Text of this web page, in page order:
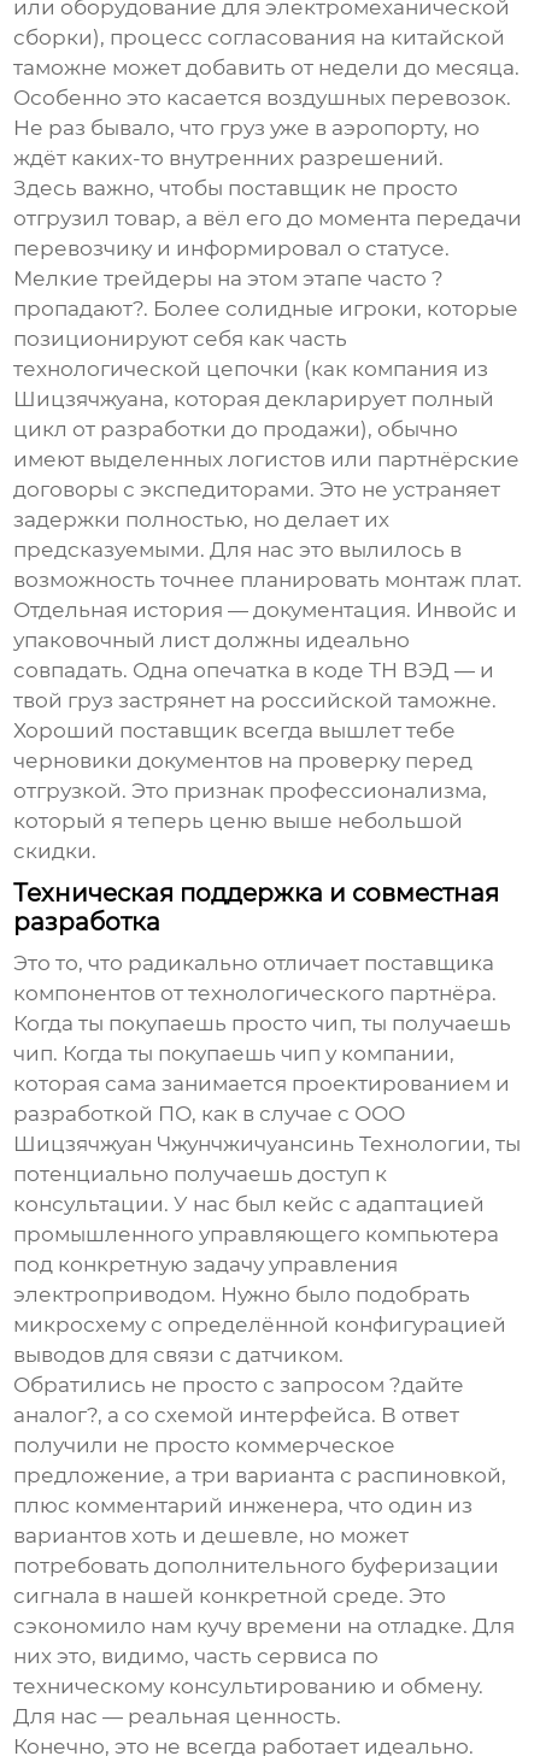
или оборудование для электромеханической
сборки), процесс согласования на китайской
таможне может добавить от недели до месяца.
Особенно это касается воздушных перевозок.
Не раз бывало, что груз уже в аэропорту, но
ждёт каких-то внутренних разрешений.
Здесь важно, чтобы поставщик не просто
отгрузил товар, а вёл его до момента передачи
перевозчику и информировал о статусе.
Мелкие трейдеры на этом этапе часто ?
пропадают?. Более солидные игроки, которые
позиционируют себя как часть
технологической цепочки (как компания из
Шицзячжуана, которая декларирует полный
цикл от разработки до продажи), обычно
имеют выделенных логистов или партнёрские
договоры с экспедиторами. Это не устраняет
задержки полностью, но делает их
предсказуемыми. Для нас это вылилось в
возможность точнее планировать монтаж плат.
Отдельная история — документация. Инвойс и
упаковочный лист должны идеально
совпадать. Одна опечатка в коде ТН ВЭД — и
твой груз застрянет на российской таможне.
Хороший поставщик всегда вышлет тебе
черновики документов на проверку перед
отгрузкой. Это признак профессионализма,
который я теперь ценю выше небольшой
скидки.
Техническая поддержка и совместная
разработка
Это то, что радикально отличает поставщика
компонентов от технологического партнёра.
Когда ты покупаешь просто чип, ты получаешь
чип. Когда ты покупаешь чип у компании,
которая сама занимается проектированием и
разработкой ПО, как в случае с ООО
Шицзячжуан Чжунчжичуансинь Технологии, ты
потенциально получаешь доступ к
консультации. У нас был кейс с адаптацией
промышленного управляющего компьютера
под конкретную задачу управления
электроприводом. Нужно было подобрать
микросхему с определённой конфигурацией
выводов для связи с датчиком.
Обратились не просто с запросом ?дайте
аналог?, а со схемой интерфейса. В ответ
получили не просто коммерческое
предложение, а три варианта с распиновкой,
плюс комментарий инженера, что один из
вариантов хоть и дешевле, но может
потребовать дополнительного буферизации
сигнала в нашей конкретной среде. Это
сэкономило нам кучу времени на отладке. Для
них это, видимо, часть сервиса по
техническому консультированию и обмену.
Для нас — реальная ценность.
Конечно, это не всегда работает идеально.